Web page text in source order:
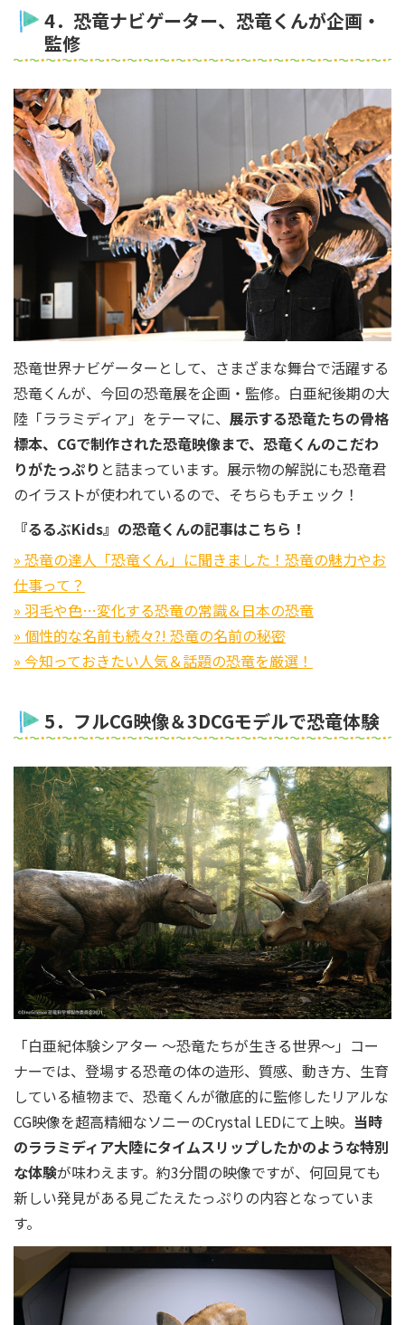
4．恐竜ナビゲーター、恐竜くんが企画・
監修
恐竜世界ナビゲーターとして、さまざまな舞台で活躍する
恐竜くんが、今回の恐竜展を企画・監修。白亜紀後期の大
陸「ララミディア」をテーマに、 展示する恐竜たちの骨格
標本、CGで制作された恐竜映像まで、恐竜くんのこだわ
りがたっぷり と詰まっています。展示物の解説にも恐竜君
のイラストが使われているので、そちらもチェック！
『るるぶKids』の恐竜くんの記事はこちら！
» 恐竜の達人「恐竜くん」に聞きました！恐竜の魅力やお
仕事って？
» 羽毛や色…変化する恐竜の常識＆日本の恐竜
» 個性的な名前も続々?! 恐竜の名前の秘密
» 今知っておきたい人気＆話題の恐竜を厳選！
5．フルCG映像＆3DCGモデルで恐竜体験
「白亜紀体験シアター 〜恐竜たちが生きる世界〜」コー
ナーでは、登場する恐竜の体の造形、質感、動き方、生育
している植物まで、恐竜くんが徹底的に監修したリアルな
CG映像を超高精細なソニーのCrystal LEDにて上映。 当時
のララミディア大陸にタイムスリップしたかのような特別
な体験が味わえます。約3分間の映像ですが、何回見ても
新しい発見がある見ごたえたっぷりの内容となっていま
す。